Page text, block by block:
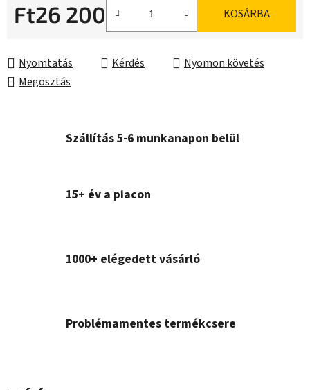
Ft26 200 KOSÁRBA
Nyomtatás Kérdés
Nyomon követés
Megosztás
Szállítás 5-6 munkanapon belül
15+ év a piacon
1000+ elégedett vásárló
Problémamentes termékcsere